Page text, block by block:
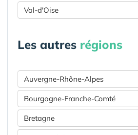
Val-d'Oise
Les autres régions
Auvergne-Rhône-Alpes
Bourgogne-Franche-Comté
Bretagne